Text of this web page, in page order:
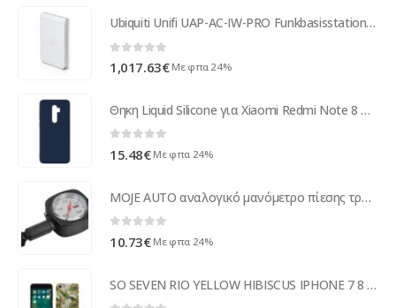
Ubiquiti Unifi UAP-AC-IW-PRO Funkbasisstation UAP-AC-IW-PRO-5
1,017.63€ Με φπα 24%
Θηκη Liquid Silicone για Xiaomi Redmi Note 8 Pro Σκουρο Μπλε
15.48€ Με φπα 24%
MOJE AUTO αναλογικό μανόμετρο πίεσης τροχών 93-010, έως 4.5 bar
10.73€ Με φπα 24%
SO SEVEN RIO YELLOW HIBISCUS IPHONE 7 8 backcover